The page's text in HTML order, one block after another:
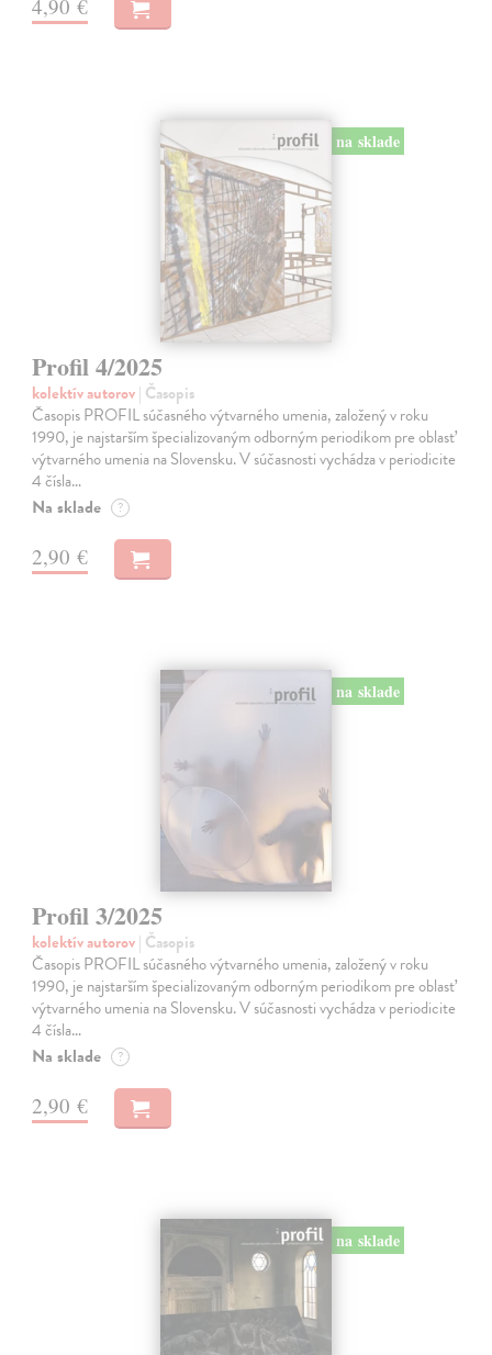
4,90 €
na sklade
Profil 4/2025
kolektív autorov| Časopis
Časopis PROFIL súčasného výtvarného umenia, založený v roku
1990, je najstarším špecializovaným odborným periodikom pre oblasť
výtvarného umenia na Slovensku. V súčasnosti vychádza v periodicite
4 čísla…
Na sklade ?
2,90 €
na sklade
Profil 3/2025
kolektív autorov| Časopis
Časopis PROFIL súčasného výtvarného umenia, založený v roku
1990, je najstarším špecializovaným odborným periodikom pre oblasť
výtvarného umenia na Slovensku. V súčasnosti vychádza v periodicite
4 čísla…
Na sklade ?
2,90 €
na sklade